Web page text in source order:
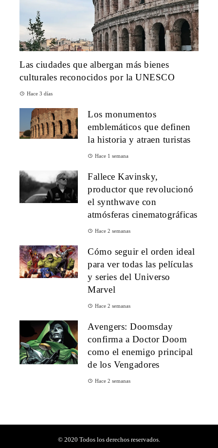
Las ciudades que albergan más bienes
culturales reconocidos por la UNESCO
Hace 3 días
Los monumentos
emblemáticos que definen
la historia y atraen turistas
Hace 1 semana
Fallece Kavinsky,
productor que revolucionó
el synthwave con
atmósferas cinematográficas
Hace 2 semanas
Cómo seguir el orden ideal
para ver todas las películas
y series del Universo
Marvel
Hace 2 semanas
Avengers: Doomsday
confirma a Doctor Doom
como el enemigo principal
de los Vengadores
Hace 2 semanas
© 2020 Todos los derechos reservados.